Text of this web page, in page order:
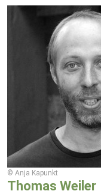
© Anja Kapunkt
Thomas Weiler